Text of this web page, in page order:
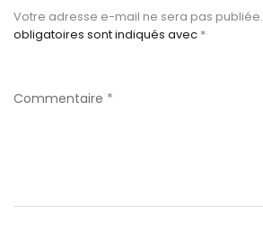
Votre adresse e-mail ne sera pas publiée.
obligatoires sont indiqués avec *
Commentaire *